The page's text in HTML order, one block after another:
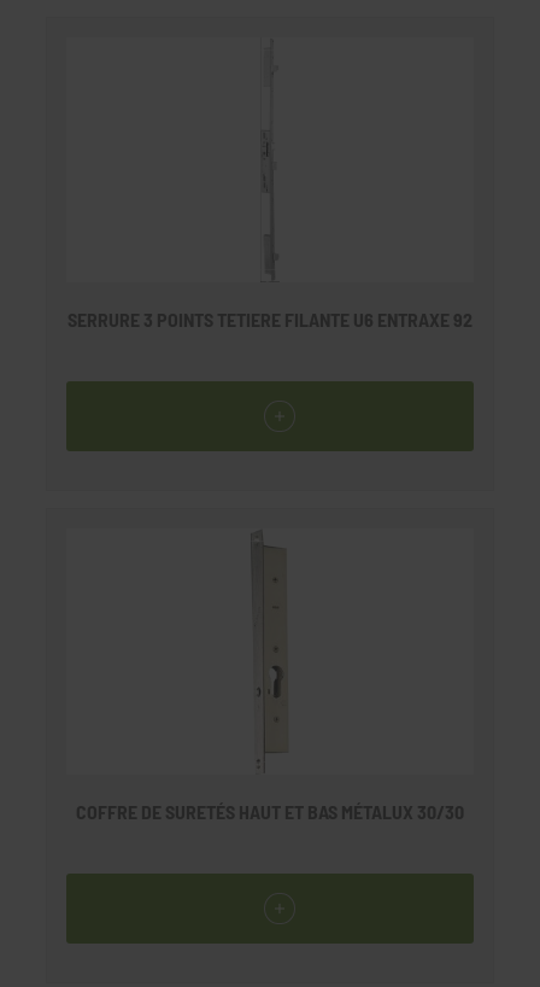
SERRURE 3 POINTS TETIERE FILANTE U6 ENTRAXE 92
COFFRE DE SURETÉS HAUT ET BAS MÉTALUX 30/30